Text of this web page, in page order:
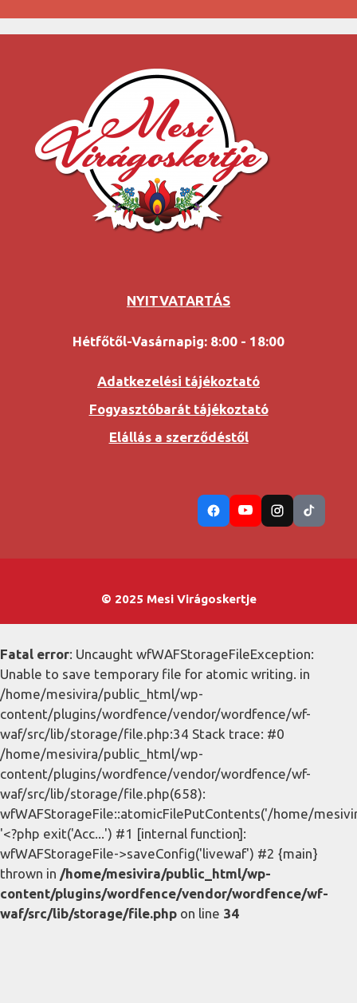
NYITVATARTÁS
Hétfőtől-Vasárnapig: 8:00 - 18:00
Adatkezelési tájékoztató
Fogyasztóbarát tájékoztató
Elállás a szerződéstől
© 2025 Mesi Virágoskertje
Fatal error: Uncaught wfWAFStorageFileException:
Unable to save temporary file for atomic writing. in
/home/mesivira/public_html/wp-
content/plugins/wordfence/vendor/wordfence/wf-
waf/src/lib/storage/file.php:34 Stack trace: #0
/home/mesivira/public_html/wp-
content/plugins/wordfence/vendor/wordfence/wf-
waf/src/lib/storage/file.php(658):
wfWAFStorageFile::atomicFilePutContents('/home/
'<?php exit('Acc...') #1 [internal function]:
wfWAFStorageFile->saveConfig('livewaf') #2 {main}
thrown in /home/mesivira/public_html/wp-
content/plugins/wordfence/vendor/wordfence/wf-
waf/src/lib/storage/file.php on line 34